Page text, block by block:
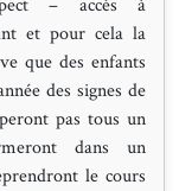
– accès à
et pour cela la
que des enfants
des signes de
pas tous un
dans un
le cours